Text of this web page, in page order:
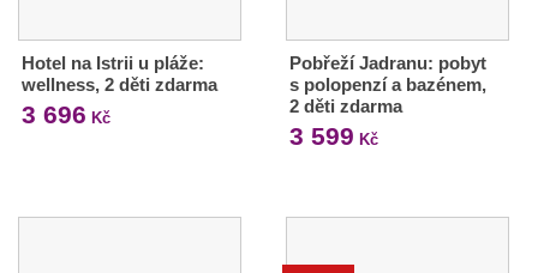
Hotel na Istrii u pláže:
wellness, 2 děti zdarma
3 696 Kč
Pobřeží Jadranu: pobyt
s polopenzí a bazénem,
2 děti zdarma
3 599 Kč